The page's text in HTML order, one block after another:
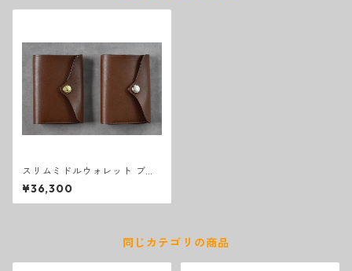
スリムミドルウォレット ブラ
ウン
¥36,300
同じカテゴリの商品